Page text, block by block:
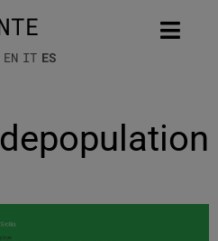
EN IT ES